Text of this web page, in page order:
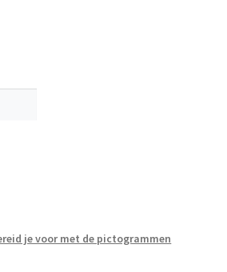
je voor met de pictogrammen